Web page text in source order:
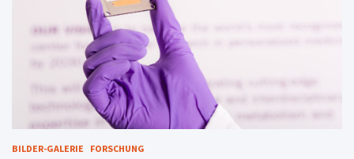
BILDER-GALERIE FORSCHUNG